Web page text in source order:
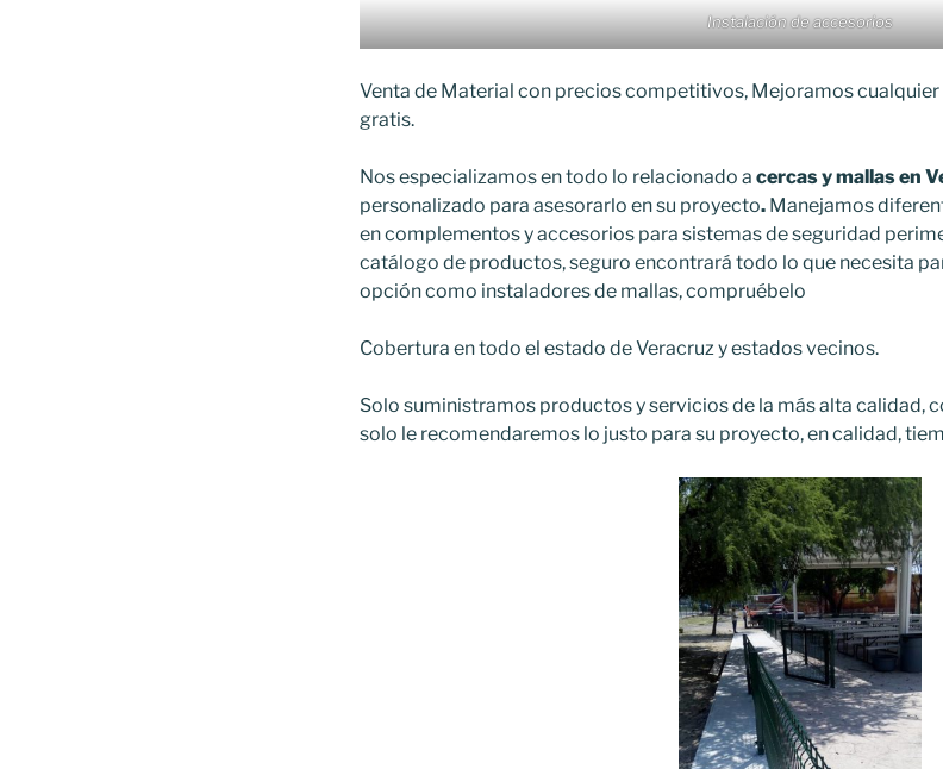
Instalación de accesorios
Venta de Material con precios competitivos, Mejoramos
gratis.
Nos especializamos en todo lo relacionado a cercas y mallas en
personalizado para asesorarlo en su proyecto. Manejamos
en complementos y accesorios para sistemas de seguridad
catálogo de productos, seguro encontrará todo lo que necesita
opción como instaladores de mallas, compruébelo
Cobertura en todo el estado de Veracruz y estados vecinos.
Solo suministramos productos y servicios de la más alta calidad,
solo le recomendaremos lo justo para su proyecto, en calidad,